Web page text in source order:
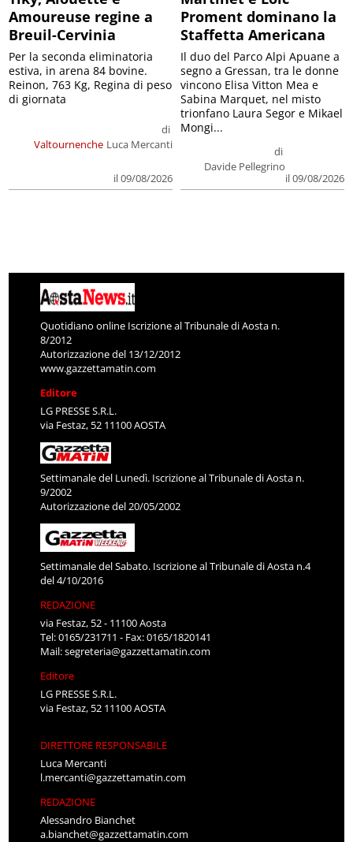
Amoureuse regine a
Breuil-Cervinia
Valtournenche
di
Luca Mercanti
il 09/08/2026
Per la seconda eliminatoria
estiva, in arena 84 bovine.
Reinon, 763 Kg, Regina di peso
di giornata
Proment dominano la
Staffetta Americana
di
Davide Pellegrino
il 09/08/2026
Il duo del Parco Alpi Apuane a
segno a Gressan, tra le donne
vincono Elisa Vitton Mea e
Sabina Marquet, nel misto
trionfano Laura Segor e Mikael
Mongi...
Quotidiano online Iscrizione al Tribunale di Aosta n.
8/2012
Autorizzazione del 13/12/2012
www.gazzettamatin.com
Editore
LG PRESSE S.R.L.
via Festaz, 52 11100 AOSTA
Settimanale del Lunedì. Iscrizione al Tribunale di Aosta n.
9/2002
Autorizzazione del 20/05/2002
Settimanale del Sabato. Iscrizione al Tribunale di Aosta n.4
del 4/10/2016
REDAZIONE
via Festaz, 52 - 11100 Aosta
Tel: 0165/231711 - Fax: 0165/1820141
Mail:segreteria@gazzettamatin.com
Editore
LG PRESSE S.R.L.
via Festaz, 52 11100 AOSTA
DIRETTORE RESPONSABILE
Luca Mercanti
l.mercanti@gazzettamatin.com
REDAZIONE
Alessandro Bianchet
a.bianchet@gazzettamatin.com